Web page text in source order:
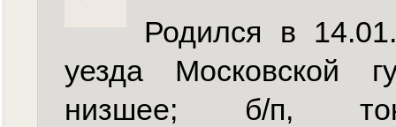
Родился в
уезда Московской
низшее; б/п,